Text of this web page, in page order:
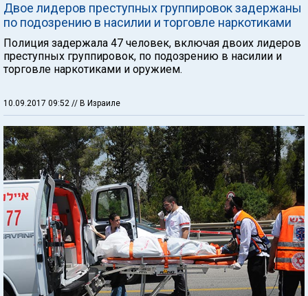
Двое лидеров преступных группировок задержаны
по подозрению в насилии и торговле наркотиками
Полиция задержала 47 человек, включая двоих лидеров
преступных группировок, по подозрению в насилии и
торговле наркотиками и оружием.
10.09.2017 09:52 // В Израиле